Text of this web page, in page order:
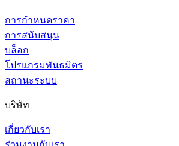
การกำหนดราคา
การสนับสนุน
บล็อก
โปรแกรมพันธมิตร
สถานะระบบ
บริษัท
เกี่ยวกับเรา